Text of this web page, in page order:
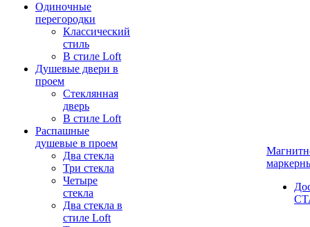
Одиночные
перегородки
Классический
стиль
В стиле Loft
Душевые двери в
проем
Стеклянная
дверь
В стиле Loft
Распашные
душевые в проем
Два стекла
Три стекла
Четыре
стекла
Два стекла в
стиле Loft